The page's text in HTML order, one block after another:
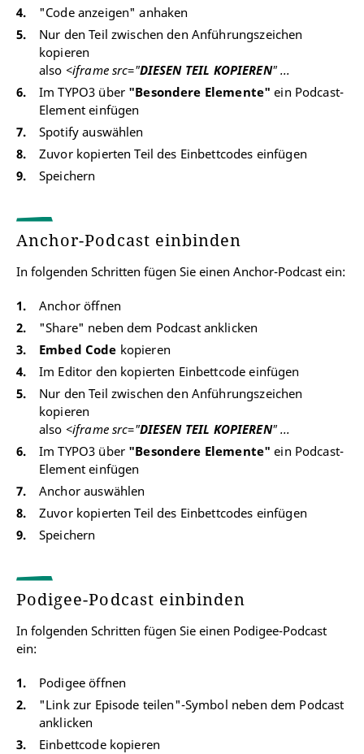
"Code anzeigen" anhaken
Nur den Teil zwischen den Anführungszeichen
kopieren
also <iframe src="DIESEN TEIL KOPIEREN" ...
Im TYPO3 über "Besondere Elemente" ein Podcast-
Element einfügen
Spotify auswählen
Zuvor kopierten Teil des Einbettcodes einfügen
Speichern
Anchor-Podcast einbinden
In folgenden Schritten fügen Sie einen Anchor-Podcast ein:
Anchor öffnen
"Share" neben dem Podcast anklicken
Embed Code kopieren
Im Editor den kopierten Einbettcode einfügen
Nur den Teil zwischen den Anführungszeichen
kopieren
also <iframe src="DIESEN TEIL KOPIEREN" ...
Im TYPO3 über "Besondere Elemente" ein Podcast-
Element einfügen
Anchor auswählen
Zuvor kopierten Teil des Einbettcodes einfügen
Speichern
Podigee-Podcast einbinden
In folgenden Schritten fügen Sie einen Podigee-Podcast
ein:
Podigee öffnen
"Link zur Episode teilen"-Symbol neben dem Podcast
anklicken
Einbettcode kopieren